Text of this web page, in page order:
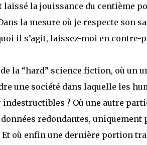
laissé la jouissance du centième
la mesure où je respecte son
il s’agit, laissez-moi en contre-
de la “hard” science fiction, où
une société dans laquelle les
? Où une autre
données redondantes,
où enfin une dernière portion